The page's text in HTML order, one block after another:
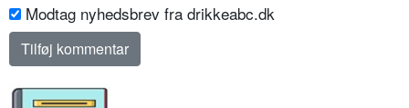
Modtag nyhedsbrev fra drikkeabc.dk